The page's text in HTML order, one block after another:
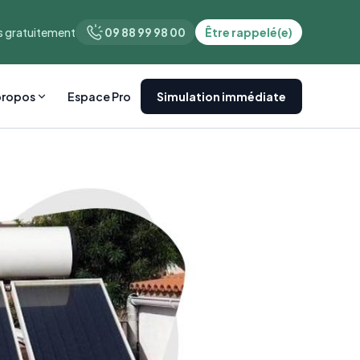
gratuitement 09 88 99 98 00 Être rappelé(e)
Espace Pro Simulation immédiate